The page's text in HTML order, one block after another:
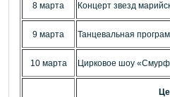
8 марта Концерт звезд
9 марта Танцевальная
10 марта Цирковое шоу